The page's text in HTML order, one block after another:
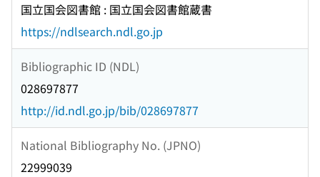
国立国会図書館 : 国立国会図書館蔵書
https://ndlsearch.ndl.go.jp
Bibliographic ID (NDL)
028697877
http://id.ndl.go.jp/bib/028697877
National Bibliography No. (JPNO)
22999039